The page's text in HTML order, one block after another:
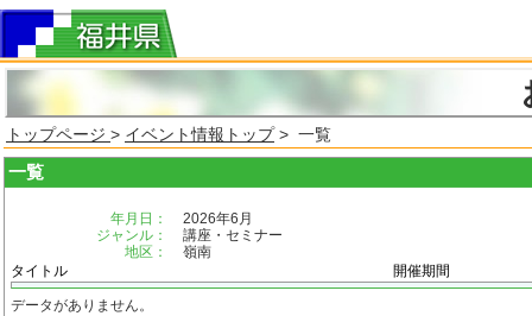
トップページ > イベント情報トップ> 一覧
一覧
年月日：
2026年6月
ジャンル：
講座・セミナー
地区：
嶺南
タイトル
開催期間
データがありません。